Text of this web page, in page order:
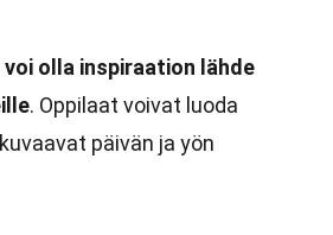
olla inspiraation lähde
. Oppilaat voivat luoda
päivän ja yön